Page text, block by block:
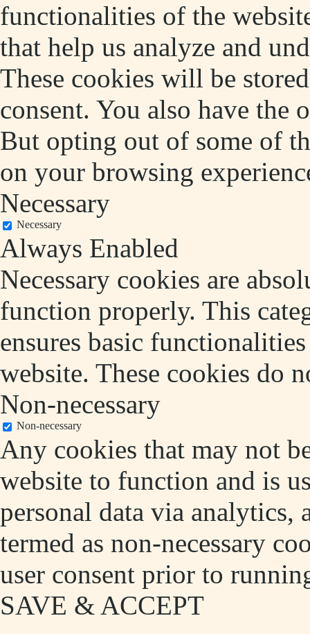
functionalities of the
that help us analyze and
These cookies will be
consent. You also have the
But opting out of some of
on your browsing
Necessary
Necessary
Always Enabled
Necessary cookies are
function properly. This
ensures basic
website. These cookies do
Non-necessary
Non-necessary
Any cookies that may not
website to function and is
personal data via analytics,
termed as non-necessary
user consent prior to
SAVE & ACCEPT